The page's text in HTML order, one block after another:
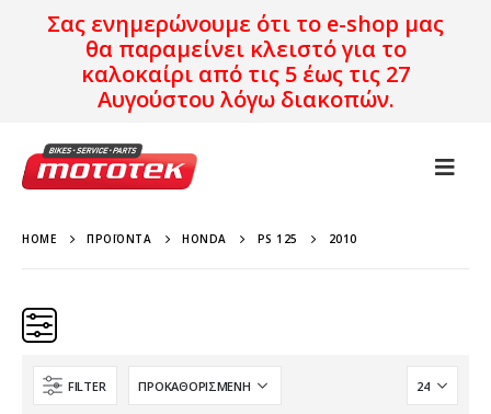
Σας ενημερώνουμε ότι το e-shop μας
θα παραμείνει κλειστό για το
καλοκαίρι από τις 5 έως τις 27
Αυγούστου λόγω διακοπών.
HOME ΠΡΟΪΌΝΤΑ HONDA PS 125 2010
Κατηγορίες
FILTER